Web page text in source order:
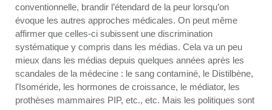
conventionnelle, brandir l’étendard de la peur lorsqu’on
évoque les autres approches médicales. On peut même
affirmer que celles-ci subissent une discrimination
systématique y compris dans les médias. Cela va un peu
mieux dans les médias depuis quelques années après les
scandales de la médecine : le sang contaminé, le Distilbène,
l'Isoméride, les hormones de croissance, le médiator, les
prothèses mammaires PIP, etc., etc. Mais les politiques sont